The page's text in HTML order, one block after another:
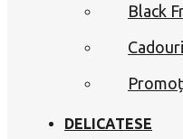
Black
DELICATESE